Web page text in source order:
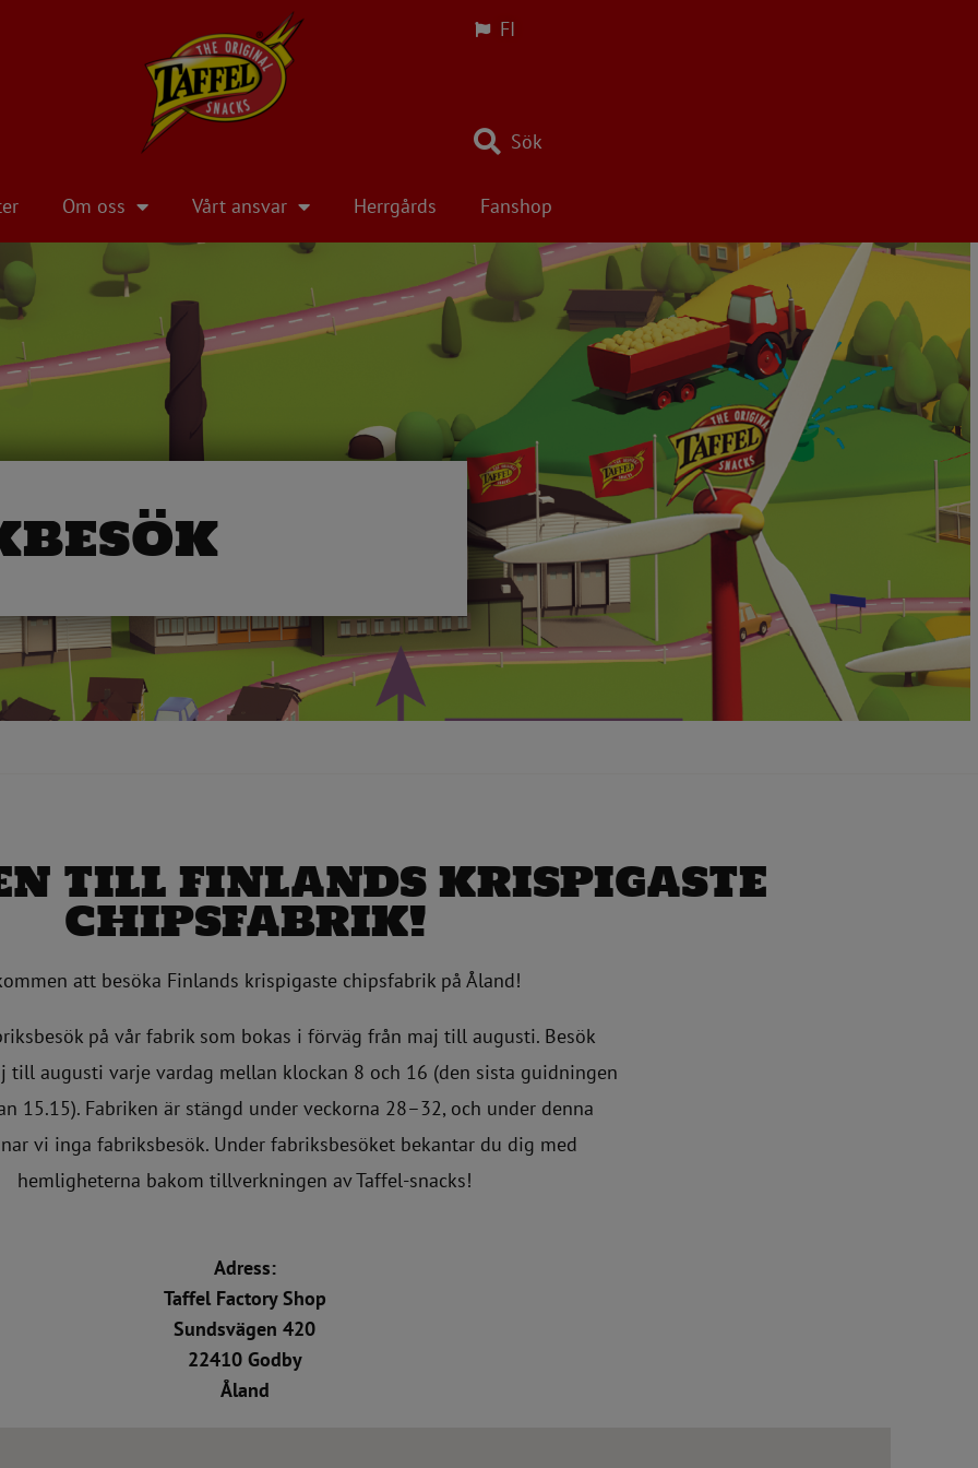
FI
Sök
Om oss Vårt ansvar Herrgårds Fanshop
TILL FINLANDS KRISPIGASTE
CHIPSFABRIK!
att besöka Finlands krispigaste chipsfabrik på Åland!
på vår fabrik som bokas i förväg från maj till augusti. Besök
till augusti varje vardag mellan klockan 8 och 16 (den sista guidningen
15.15). Fabriken är stängd under veckorna 28–32, och under denna
vi inga fabriksbesök. Under fabriksbesöket bekantar du dig med
hemligheterna bakom tillverkningen av Taffel-snacks!
Adress:
Taffel Factory Shop
Sundsvägen 420
22410 Godby
Åland